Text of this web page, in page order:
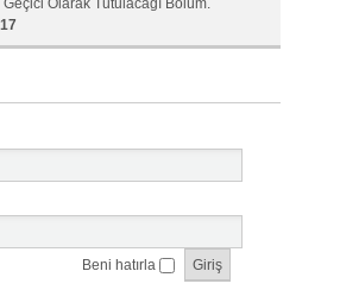
Geçici Olarak Tutulacağı Bölüm.
17
Beni hatırla